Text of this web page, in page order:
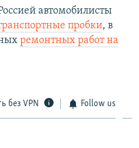
автомобилисты
пробки, в
ремонтных работ на
без VPN Follow us